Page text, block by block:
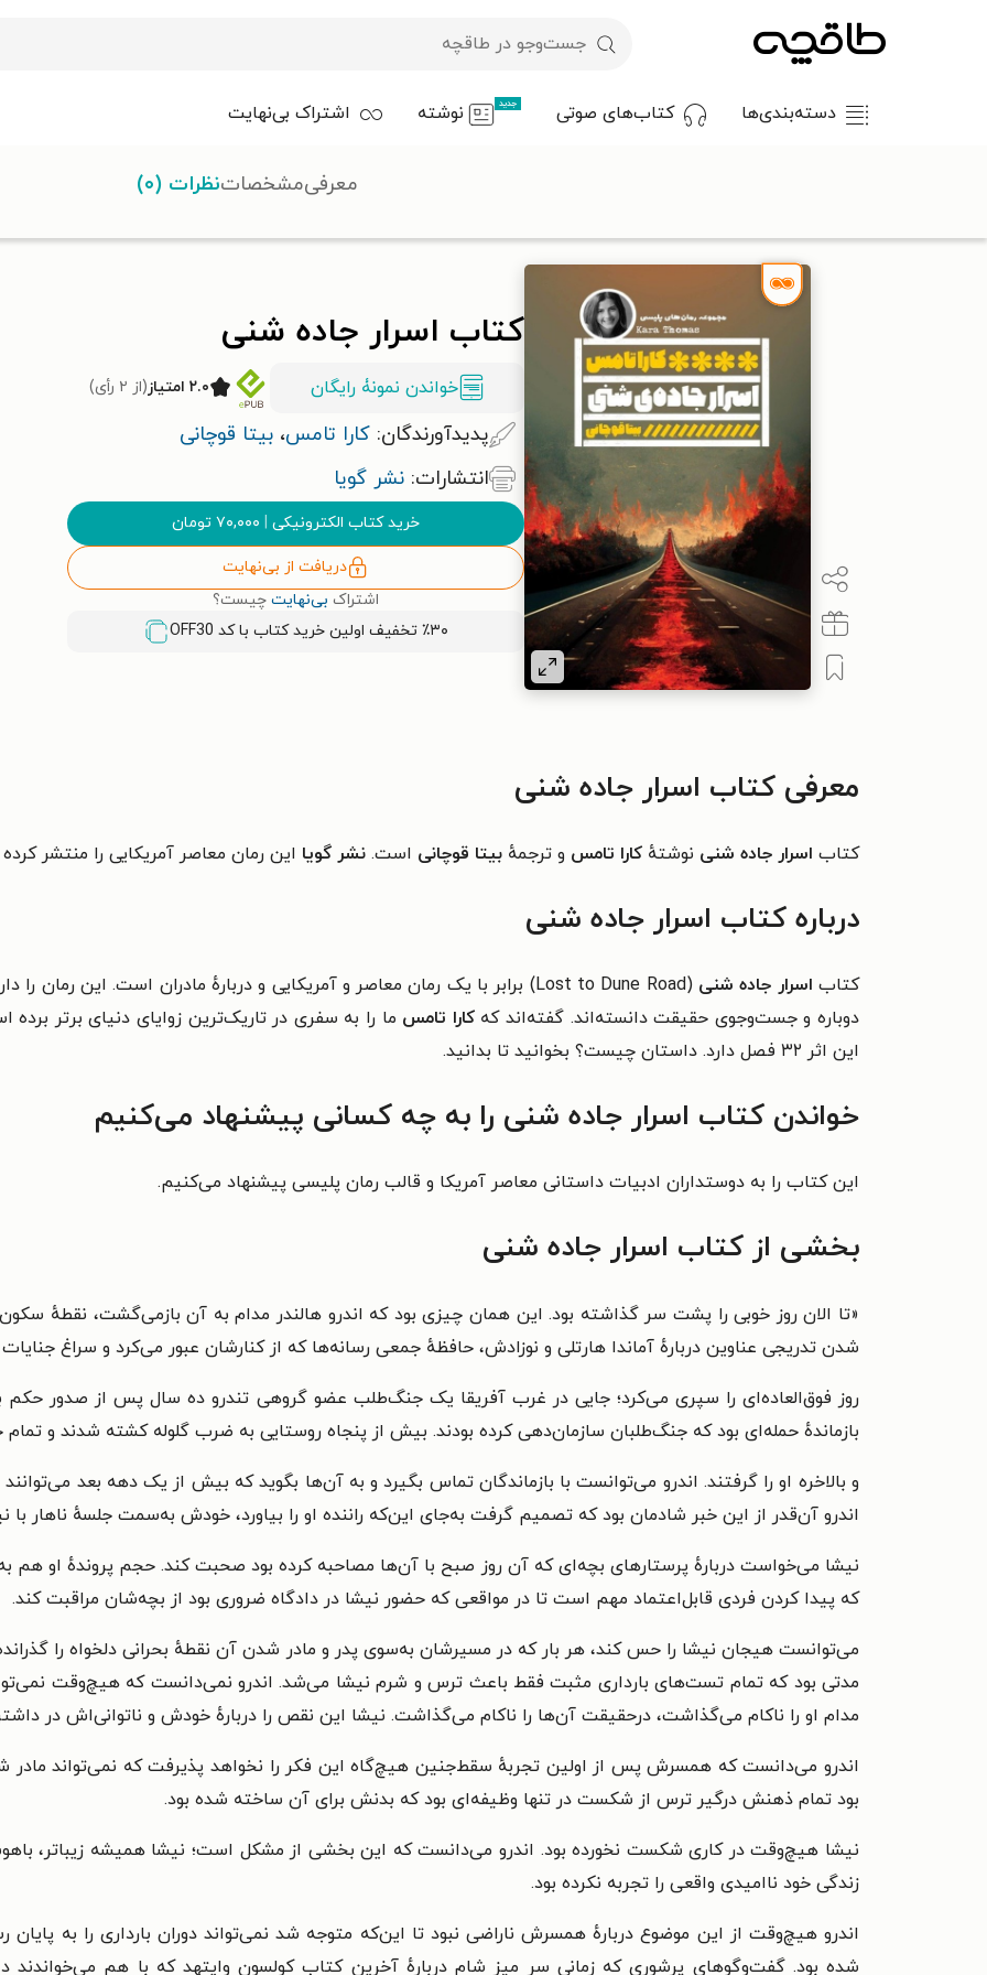
دسته‌بندی‌ها کتاب‌های صوتی جدید نوشته اشتراک بی‌نهایت
کتاب اسرار جاده شنی
خواندن نمونۀ رایگان ۲.۰ امتیاز (از ۲ رأی)
پدیدآورندگان: کارا تامس، بیتا قوچانی
انتشارات: نشر گویا
خرید کتاب الکترونیکی | ۷۰,۰۰۰ تومان
دریافت از بی‌نهایت
اشتراک بی‌نهایت چیست؟
٪۳۰ تخفیف اولین خرید کتاب با کد
OFF30
معرفیمشخصاتنظرات (۰)
معرفی کتاب اسرار جاده شنی
کتاب اسرار جاده شنی نوشتهٔ کارا تامس و ترجمهٔ بیتا قوچانی است. نشر گویا این رمان معاصر آمریکایی را منتشر
درباره کتاب اسرار جاده شنی
کتاب اسرار جاده شنی (
Lost to Dune Road) برابر با یک رمان معاصر وآمریکایی و دربارهٔ مادران است. این رمان را
دوباره و جست‌وجوی حقیقت دانسته‌اند. گفته‌اند کهکارا تامس ما را به سفری در تاریک‌ترین زوایای دنیای برتر
این اثر ۳۲ فصل دارد. داستان چیست؟ بخوانید تا بدانید.
خواندن کتاب اسرار جاده شنی را به چه کسانی پیشنهاد می‌کنیم
این کتاب را به دوستداران ادبیات داستانی معاصر آمریکا و قالب رمان پلیسی پیشنهاد می‌کنیم.
بخشی از کتاب اسرار جاده شنی
«تا الان روز خوبی را پشت سر گذاشته بود. این همان چیزی بود که اندرو هالندر مدام به آن بازمی‌گشت، نقطهٔ
شدن تدریجی عناوین دربارهٔ آماندا هارتلی و نوزادش، حافظهٔ جمعی رسانه‌ها که از کنارشان عبور می‌کرد و سراغ
روز فوق‌العاده‌ای را سپری می‌کرد؛ جایی در غرب آفریقا یک جنگ‌طلب عضو گروهی تندرو ده سال پس از صدور حکم
بازماندهٔ حمله‌ای بود که جنگ‌طلبان سازمان‌دهی کرده بودند. بیش از پنجاه روستایی به ضرب گلوله کشته شدند و تمام
و بالاخره او را گرفتند. اندرو می‌توانست با بازماندگان تماس بگیرد و به آن‌ها بگوید که بیش از یک دهه بعد می‌توانند
اندرو آن‌قدر از این خبر شادمان بود که تصمیم گرفت به‌جای این‌که راننده او را بیاورد، خودش به‌سمت جلسهٔ ناهار با
نیشا می‌خواست دربارهٔ پرستارهای بچه‌ای که آن روز صبح با آن‌ها مصاحبه کرده بود صحبت کند. حجم پروندهٔ او هم به
که پیدا کردن فردی قابل‌اعتماد مهم است تا در مواقعی که حضور نیشا در دادگاه ضروری بود از بچه‌شان مراقبت کند.
می‌توانست هیجان نیشا را حس کند، هر بار که در مسیرشان به‌سوی پدر و مادر شدن آن نقطهٔ بحرانی دلخواه را
مدتی بود که تمام تست‌های بارداری مثبت فقط باعث ترس و شرم نیشا می‌شد. اندرو نمی‌دانست که هیچ‌وقت
مدام او را ناکام می‌گذاشت، درحقیقت آن‌ها را ناکام می‌گذاشت. نیشا این نقص را دربارهٔ خودش و ناتوانی‌اش در
اندرو می‌دانست که همسرش پس از اولین تجربهٔ سقط‌جنین هیچ‌گاه این فکر را نخواهد پذیرفت که نمی‌تواند مادر
بود تمام ذهنش درگیر ترس از شکست در تنها وظیفه‌ای بود که بدنش برای آن ساخته شده بود.
نیشا هیچ‌وقت در کاری شکست نخورده بود. اندرو می‌دانست که این بخشی از مشکل است؛ نیشا همیشه زیباتر،
زندگی خود ناامیدی واقعی را تجربه نکرده بود.
اندرو هیچ‌وقت از این موضوع دربارهٔ همسرش ناراضی نبود تا این‌که متوجه شد نمی‌تواند دوران بارداری را به
شده بود. گفت‌وگوهای پرشوری که زمانی سر میز شام دربارهٔ آخرین کتاب کولسون وایتهد که با هم می‌خواندند